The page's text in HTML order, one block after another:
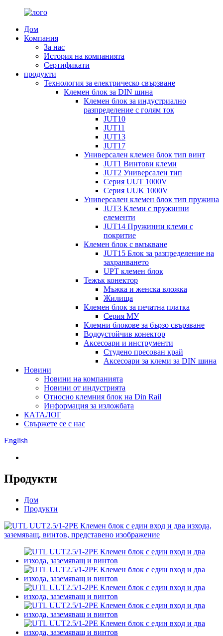
Дом
Компания
За нас
История на компанията
Сертификати
продукти
Технология за електрическо свързване
Клемен блок за DIN шина
Клемен блок за индустриално
разпределение с голям ток
JUT10
JUT11
JUT13
JUT17
Универсален клемен блок тип винт
JUT1 Винтови клеми
JUT2 Универсален тип
Серия UUT 1000V
Серия UUK 1000V
Универсален клемен блок тип пружина
JUT3 Клеми с пружинни
елементи
JUT14 Пружинни клеми с
покритие
Клемен блок с вмъкване
JUT15 Блок за разпределение на
захранването
UPT клемен блок
Тежък конектор
Мъжка и женска вложка
Жилища
Клемен блок за печатна платка
Серия МУ
Клемни блокове за бързо свързване
Водоустойчив конектор
Аксесоари и инструменти
Студено пресован край
Аксесоари за клеми за DIN шина
Новини
Новини на компанията
Новини от индустрията
Относно клемния блок на Din Rail
Информация за изложбата
КАТАЛОГ
Свържете се с нас
English
Продукти
Дом
Продукти